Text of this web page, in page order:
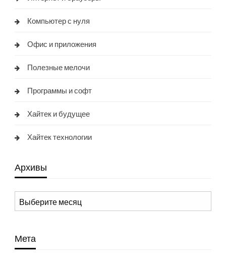
Компьютер с нуля
Офис и приложения
Полезные мелочи
Программы и софт
Хайтек и будущее
Хайтек технологии
Архивы
Архивы
Мета